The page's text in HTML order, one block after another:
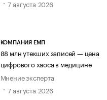
7 августа 2026
КОМПАНИЯ ЕМП
88 млн утекших записей — цена
цифрового хаоса в медицине
Мнение эксперта
7 августа 2026